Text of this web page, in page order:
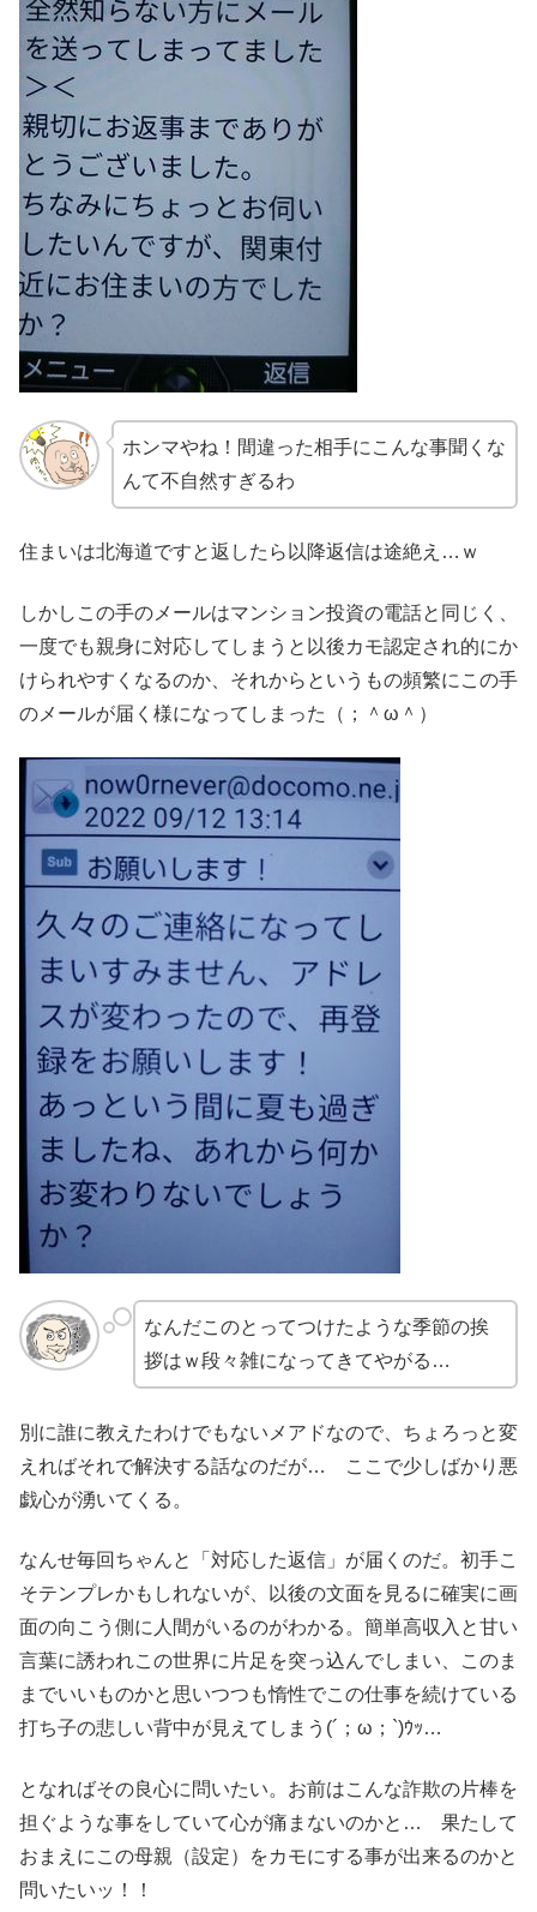
ホンマやね！間違った相手にこんな事聞くな
んて不自然すぎるわ
住まいは北海道ですと返したら以降返信は途絶え…ｗ
しかしこの手のメールはマンション投資の電話と同じく、
一度でも親身に対応してしまうと以後カモ認定され的にか
けられやすくなるのか、それからというもの頻繁にこの手
のメールが届く様になってしまった（；＾ω＾）
なんだこのとってつけたような季節の挨
拶はｗ段々雑になってきてやがる…
別に誰に教えたわけでもないメアドなので、ちょろっと変
えればそれで解決する話なのだが… ここで少しばかり悪
戯心が湧いてくる。
なんせ毎回ちゃんと「対応した返信」が届くのだ。初手こ
そテンプレかもしれないが、以後の文面を見るに確実に画
面の向こう側に人間がいるのがわかる。簡単高収入と甘い
言葉に誘われこの世界に片足を突っ込んでしまい、このま
までいいものかと思いつつも惰性でこの仕事を続けている
打ち子の悲しい背中が見えてしまう(´；ω；`)ｳｯ…
となればその良心に問いたい。お前はこんな詐欺の片棒を
担ぐような事をしていて心が痛まないのかと… 果たして
おまえにこの母親（設定）をカモにする事が出来るのかと
問いたいッ！！